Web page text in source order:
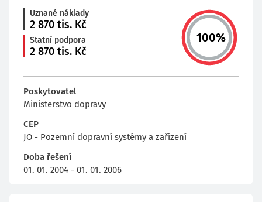
Uznané náklady
2 870 tis. Kč
Statní podpora
2 870 tis. Kč
100%
Poskytovatel
Ministerstvo dopravy
CEP
JO - Pozemní dopravní systémy a zařízení
Doba řešení
01. 01. 2004 - 01. 01. 2006